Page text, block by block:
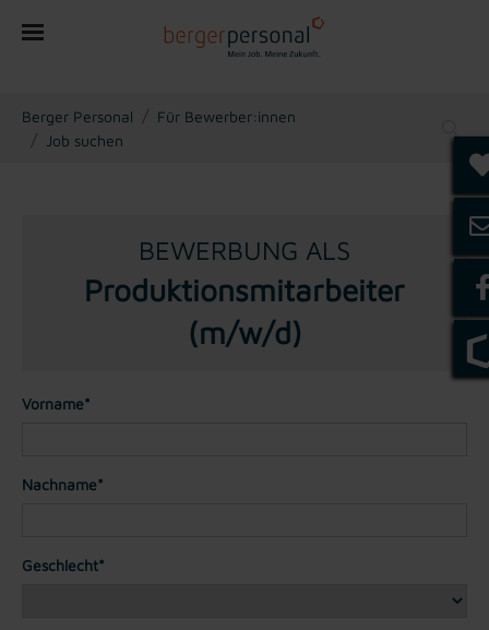
You are here:
Berger Personal
Für Bewerber:innen
Job suchen
BEWERBUNG ALS
Produktionsmitarbeiter
(m/w/d)
Vorname*
Nachname*
Geschlecht*